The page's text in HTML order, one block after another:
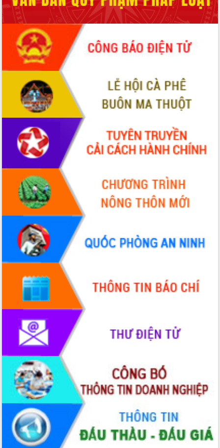
Chuyển đổi số 'mở đường' cho nông
nghiệp Đắk Lắk tăng trưởng bứt phá
Triển khai đồng bộ đo đạc, lập hồ sơ
địa chính, hoàn thiện cơ sở dữ liệu đất
đai
Ứng dụng sinh trắc học - Bước tiến
trong hành trình chuyển đổi số tại Đắk
Đắk Lắk nâng cao hiệu quả công tác
Đảng từ Sổ tay đảng viên điện tử
Đắk Lắk đẩy mạnh nuôi biển công
nghệ, hướng tới phát triển thủy sản
bền vững
Tập huấn nâng cao năng lực triển khai
chuyển đổi số cho cán bộ, công chức
Đắk Lắk phát động hưởng ứng Ngày
Quyền của người tiêu dùng Việt Nam
2026
Đẩy mạnh cải cách hành chính, quyết
tâm đạt được mục tiêu tăng trưởng
hai con số trong năm 2026
Tổ chức trang trọng Lễ hội Đền thờ
Lương Văn Chánh năm 2026
Phó Bí thư Tỉnh ủy Đắk Lắk Đỗ Hữu
Huy giữ chức Bí thư Đảng ủy Ủy Ban
Nhân dân tỉnh
Bệnh án điện tử thúc đẩy chuyển đổi
số y tế tại Đắk Lắk
Chuyển đổi số thư viện: Mở rộng
không gian tri thức trong thời đại số
Đánh giá, rút kinh nghiệm công tác tổ
chức diễn tập trước ngày bầu cử
Chương trình “Gặp gỡ hữu nghị –
Friendship Meeting New Year 2026”
Bầu cử Quốc hội và HĐND: Cử tri Đắk
Lắk gửi gắm niềm tin, kỳ vọng vào lá
phiếu
Đắk Lắk sẵn sàng các điều kiện cho
Ngày hội bầu cử đại biểu Quốc hội
khóa XVI và HĐND các cấp nhiệm kỳ
2026-2031